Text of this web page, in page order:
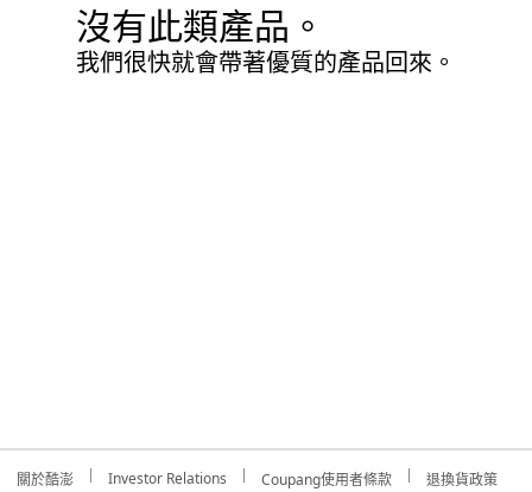
沒有此類產品。
我們很快就會帶著優質的產品回來。
關於酷澎 Investor Relations Coupang使用者條款
退換貨政策